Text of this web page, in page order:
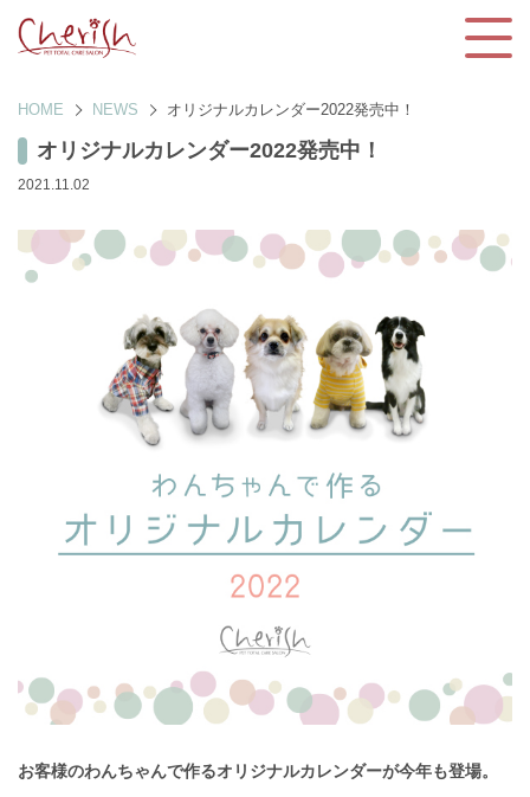
HOME NEWS オリジナルカレンダー2022発売中！
オリジナルカレンダー2022発売中！
2021.11.02
お客様のわんちゃんで作るオリジナルカレンダーが今年も登場。